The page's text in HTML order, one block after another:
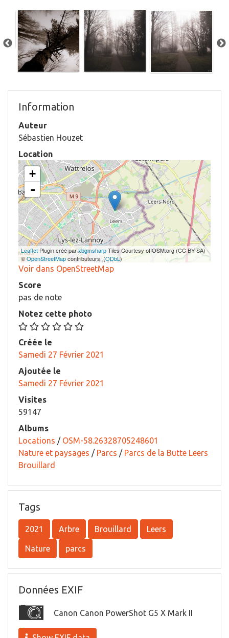
Information
Auteur
Sébastien Houzet
Location
+
-
Leaflet Plugin créé parxbgmsharpTiles Courtesy of OSM.org (CC BY-SA)
©OpenStreetMapcontributeurs, (ODbL )
Voir dans OpenStreetMap
Score
pas de note
Notez cette photo
Créée le
Samedi 27 Février 2021
Ajoutée le
Samedi 27 Février 2021
Visites
59147
Albums
Locations / OSM-58.26328705248601
Nature et paysages / Parcs / Parcs de la Butte Leers
Brouillard
Tags
2021 Arbre Brouillard Leers
Nature parcs
Données EXIF
Canon Canon PowerShot G5 X Mark II